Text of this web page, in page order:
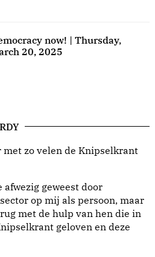
now! | Thursday,
20, 2025
zo velen de Knipselkrant
geweest door
op mij als persoon, maar
met de hulp van hen die in
geloven en deze